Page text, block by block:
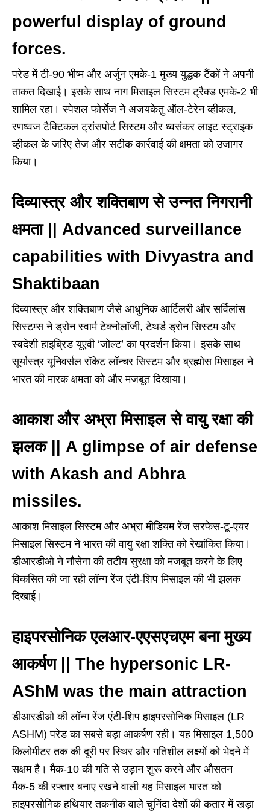
powerful display of ground
forces.
परेड में टी-90 भीष्म और अर्जुन एमके-1 मुख्य युद्धक टैंकों ने अपनी
ताकत दिखाई। इसके साथ नाग मिसाइल सिस्टम ट्रैक्ड एमके-2 भी
शामिल रहा। स्पेशल फोर्सेज ने अजयकेतु ऑल-टेरेन व्हीकल,
रणध्वज टैक्टिकल ट्रांसपोर्ट सिस्टम और ध्वसंकर लाइट स्ट्राइक
व्हीकल के जरिए तेज और सटीक कार्रवाई की क्षमता को उजागर
किया।
दिव्यास्त्र और शक्तिबाण से उन्नत निगरानी
क्षमता || Advanced surveillance
capabilities with Divyastra and
Shaktibaan
दिव्यास्त्र और शक्तिबाण जैसे आधुनिक आर्टिलरी और सर्विलांस
सिस्टम्स ने ड्रोन स्वार्म टेक्नोलॉजी, टेथर्ड ड्रोन सिस्टम और
स्वदेशी हाइब्रिड यूएवी ‘जोल्ट’ का प्रदर्शन किया। इसके साथ
सूर्यास्त्र यूनिवर्सल रॉकेट लॉन्चर सिस्टम और ब्रह्मोस मिसाइल ने
भारत की मारक क्षमता को और मजबूत दिखाया।
आकाश और अभ्रा मिसाइल से वायु रक्षा की
झलक || A glimpse of air defense
with Akash and Abhra
missiles.
आकाश मिसाइल सिस्टम और अभ्रा मीडियम रेंज सरफेस-टू-एयर
मिसाइल सिस्टम ने भारत की वायु रक्षा शक्ति को रेखांकित किया।
डीआरडीओ ने नौसेना की तटीय सुरक्षा को मजबूत करने के लिए
विकसित की जा रही लॉन्ग रेंज एंटी-शिप मिसाइल की भी झलक
दिखाई।
हाइपरसोनिक एलआर-एएसएचएम बना मुख्य
आकर्षण || The hypersonic LR-
AShM was the main attraction
डीआरडीओ की लॉन्ग रेंज एंटी-शिप हाइपरसोनिक मिसाइल (LR
ASHM) परेड का सबसे बड़ा आकर्षण रही। यह मिसाइल 1,500
किलोमीटर तक की दूरी पर स्थिर और गतिशील लक्ष्यों को भेदने में
सक्षम है। मैक-10 की गति से उड़ान शुरू करने और औसतन
मैक-5 की रफ्तार बनाए रखने वाली यह मिसाइल भारत को
हाइपरसोनिक हथियार तकनीक वाले चुनिंदा देशों की कतार में खड़ा